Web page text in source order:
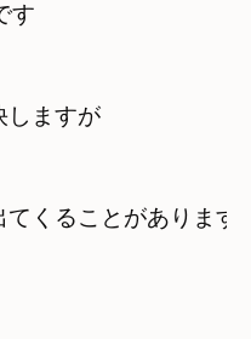
す
しますが
くることがあります